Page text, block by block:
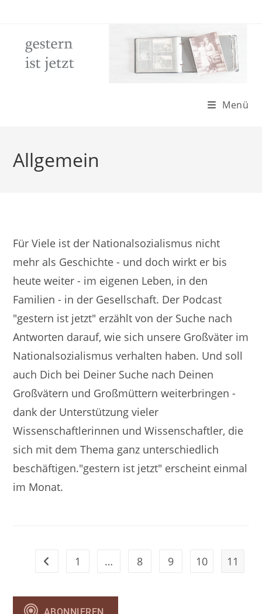
Menü
Allgemein
Für Viele ist der Nationalsozialismus nicht
mehr als Geschichte - und doch wirkt er bis
heute weiter - im eigenen Leben, in den
Familien - in der Gesellschaft. Der Podcast
"gestern ist jetzt" erzählt von der Suche nach
Antworten darauf, wie sich unsere Großväter im
Nationalsozialismus verhalten haben. Und soll
auch Dich bei Deiner Suche nach Deinen
Großvätern und Großmüttern weiterbringen -
dank der Unterstützung vieler
Wissenschaftlerinnen und Wissenschaftler, die
sich mit dem Thema ganz unterschiedlich
beschäftigen."gestern ist jetzt" erscheint einmal
im Monat.
Gehe zur vorherigen Seite
1 … 8 9 10 11